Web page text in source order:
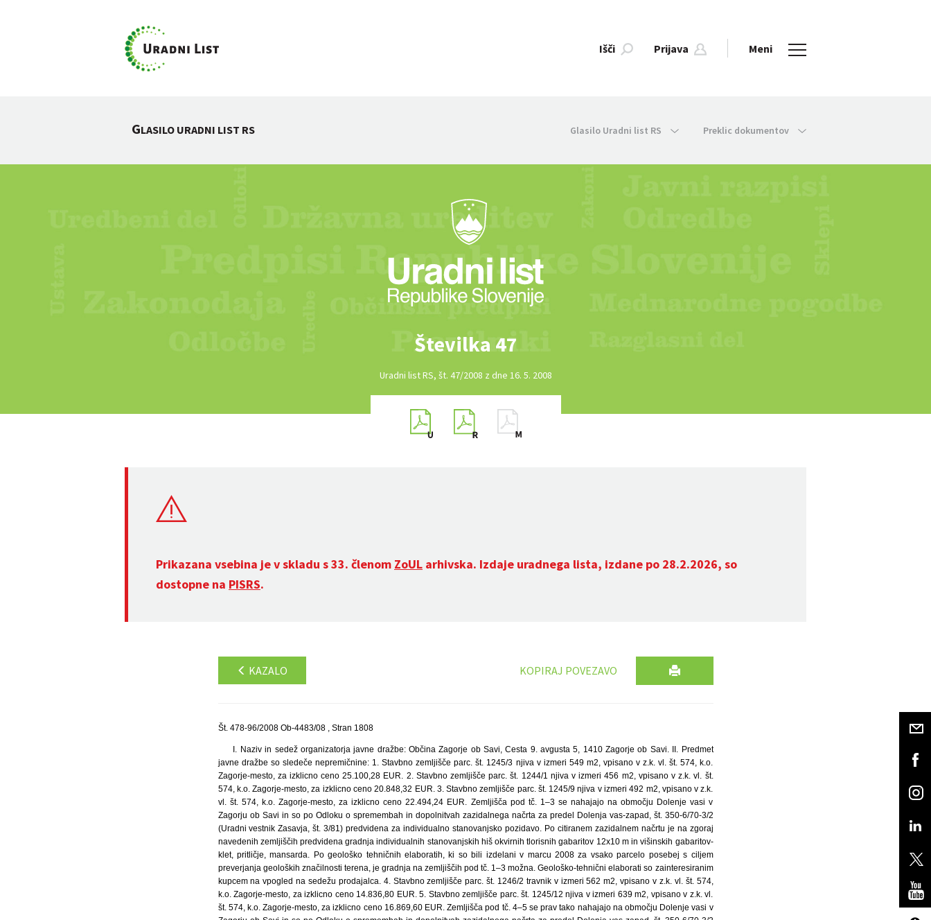
Išči Prijava Meni
GLASILO URADNI LIST RS Glasilo Uradni list RS Preklic dokumentov
Številka 47
Uradni list RS, št. 47/2008 z dne 16. 5. 2008
Prikazana vsebina je v skladu s 33. členom ZoUL arhivska. Izdaje uradnega lista, izdane po 28.2.2026, so
dostopne na PISRS.
KAZALO KOPIRAJ POVEZAVO
Št. 478-96/2008 Ob-4483/08 , Stran 1808
I. Naziv in sedež organizatorja javne dražbe: Občina Zagorje ob Savi, Cesta 9. avgusta 5, 1410 Zagorje ob Savi. II. Predmet
javne dražbe so sledeče nepremičnine: 1. Stavbno zemljišče parc. št. 1245/3 njiva v izmeri 549 m2, vpisano v z.k. vl. št. 574, k.o.
Zagorje-mesto, za izklicno ceno 25.100,28 EUR. 2. Stavbno zemljišče parc. št. 1244/1 njiva v izmeri 456 m2, vpisano v z.k. vl. št.
574, k.o. Zagorje-mesto, za izklicno ceno 20.848,32 EUR. 3. Stavbno zemljišče parc. št. 1245/9 njiva v izmeri 492 m2, vpisano v z.k.
vl. št. 574, k.o. Zagorje-mesto, za izklicno ceno 22.494,24 EUR. Zemljišča pod tč. 1–3 se nahajajo na območju Dolenje vasi v
Zagorju ob Savi in so po Odloku o spremembah in dopolnitvah zazidalnega načrta za predel Dolenja vas-zapad, št. 350-6/70-3/2
(Uradni vestnik Zasavja, št. 3/81) predvidena za individualno stanovanjsko pozidavo. Po citiranem zazidalnem načrtu je na zgoraj
navedenih zemljiščih predvidena gradnja individualnih stanovanjskih hiš okvirnih tlorisnih gabaritov 12x10 m in višinskih gabaritov-
klet, pritličje, mansarda. Po geološko tehničnih elaboratih, ki so bili izdelani v marcu 2008 za vsako parcelo posebej s ciljem
preverjanja geoloških značilnosti terena, je gradnja na zemljiščih pod tč. 1–3 možna. Geološko-tehnični elaborati so zainteresiranim
kupcem na vpogled na sedežu prodajalca. 4. Stavbno zemljišče parc. št. 1246/2 travnik v izmeri 562 m2, vpisano v z.k. vl. št. 574,
k.o. Zagorje-mesto, za izklicno ceno 14.836,80 EUR. 5. Stavbno zemljišče parc. št. 1245/12 njiva v izmeri 639 m2, vpisano v z.k. vl.
št. 574, k.o. Zagorje-mesto, za izklicno ceno 16.869,60 EUR. Zemljišča pod tč. 4–5 se prav tako nahajajo na območju Dolenje vasi v